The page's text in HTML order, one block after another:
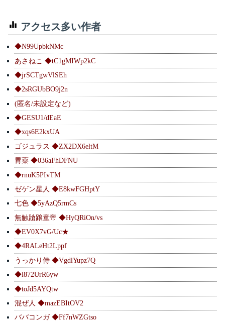
アクセス多い作者
◆N99UpbkNMc
あさねこ ◆tC1gMIWp2kC
◆jrSCTgwVlSEh
◆2sRGUbBO9j2n
(匿名/未設定など)
◆GESU1/dEaE
◆xqs6E2kxUA
ゴジュラス ◆ZX2DX6eltM
胃薬 ◆036aFhDFNU
◆rnuK5PIvTM
ゼゲン星人 ◆E8kwFGHptY
七色 ◆5yAzQ5rmCs
無触蹌踉童帝 ◆HyQRiOn/vs
◆EV0X7vG/Uc★
◆4RALeHt2Lppf
うっかり侍 ◆VgdlYupz7Q
◆l872UrR6yw
◆toJd5AYQtw
混ぜ人 ◆mazEBItOV2
ババコンガ ◆Ff7nWZGtso